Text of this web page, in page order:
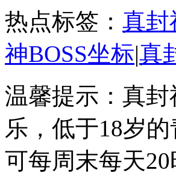
热点标签： 真封
神BOSS坐标|真
温馨提示：真
乐，低于18岁
可每周末每天